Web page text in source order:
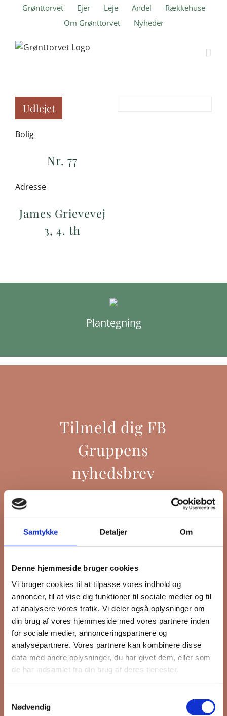
Samtykke Detaljer Om
Denne hjemmeside bruger cookies
Vi bruger cookies til at tilpasse vores indhold og
annoncer, til at vise dig funktioner til sociale medier og til
at analysere vores trafik. Vi deler også oplysninger om
din brug af vores hjemmeside med vores partnere inden
for sociale medier, annonceringspartnere og
analysepartnere. Vores partnere kan kombinere disse
data med andre oplysninger, du har givet dem, eller som
de har indsamlet fra din brug af deres tjenester.
Nødvendig
Grønttorvet Ejer Leje Andel
Rækkehuse
Om Grønttorvet
Nyheder
Udlejet
Bolig
Nr. 77
Adresse
James Grievevej
3, 4. th
Plantegning
Tilmeld dig FB
Gruppens
nyhedsbrev
Hold dig opdateret på hvad der sker
på Grønttorvet. I vores nyhedsbrev
sender vi blandt andet invitation til
boliger til salg, så du kan komme
først i køen.
*
Fornavn
Efternavn
Email